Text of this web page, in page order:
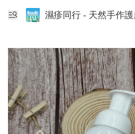
濕疹同行 - 天然手作